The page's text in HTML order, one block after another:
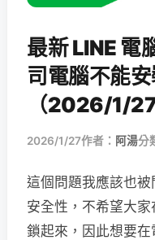
最新 LINE 電
司電腦不能
（2026/1/27
2026/1/27作者： 阿湯分
這個問題我應該也
安全性，不希望大
鎖起來，因此想要